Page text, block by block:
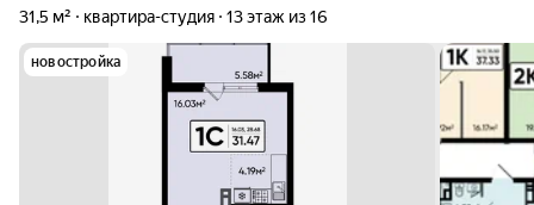
31,5 м²
квартира-студия 13 этаж из 16
новостройка